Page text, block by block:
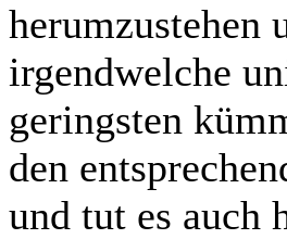
herumzustehen
irgendwelche
geringsten
den
und tut es auch